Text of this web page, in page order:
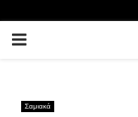
PRIMARY
Σαμιακά